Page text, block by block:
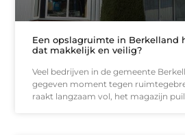
Een opslagruimte in Berkelland
dat makkelijk en veilig?
Veel bedrijven in de gemeente
gegeven moment tegen
raakt langzaam vol, het magazijn